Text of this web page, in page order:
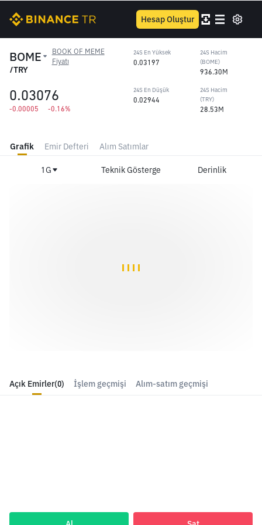
Hesap Oluştur
BOME
BOOK OF MEME
Fiyatı
/TRY
0.03076
-0.00005 -0.16%
24S En Yüksek
0.03197
24S En Düşük
0.02944
24S Hacim
(BOME)
936.30M
24S Hacim
(TRY)
28.53M
Açık Emirler(0) İşlem geçmişi Alım-satım geçmişi
Grafik Emir Defteri Alım Satımlar
1G Teknik Gösterge Derinlik